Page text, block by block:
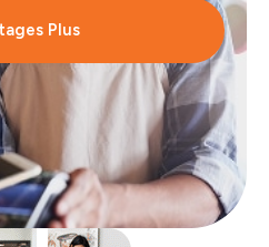
Plus